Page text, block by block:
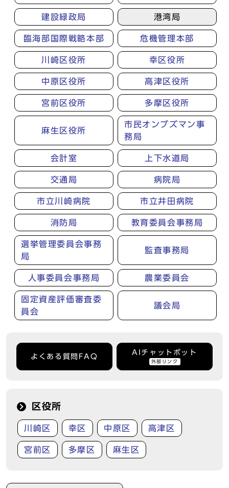
建設緑政局 港湾局
臨海部国際戦略本部 危機管理本部
川崎区役所 幸区役所
中原区役所 高津区役所
宮前区役所 多摩区役所
麻生区役所
市民オンブズマン事
務局
会計室 上下水道局
交通局 病院局
市立川崎病院 市立井田病院
消防局 教育委員会事務局
選挙管理委員会事務
局
監査事務局
人事委員会事務局 農業委員会
固定資産評価審査委
員会
議会局
よくある質問FAQ
AIチャットボット
外部リンク
区役所
川崎区 幸区 中原区 高津区
宮前区 多摩区 麻生区